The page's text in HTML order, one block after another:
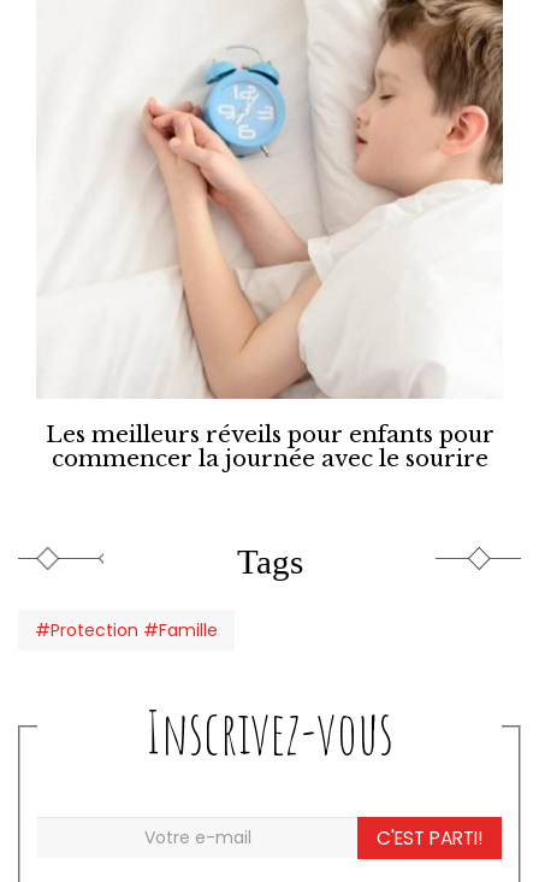
Les meilleurs réveils pour enfants pour
commencer la journée avec le sourire
Tags
#Protection #Famille
Inscrivez-vous
C'EST PARTI!